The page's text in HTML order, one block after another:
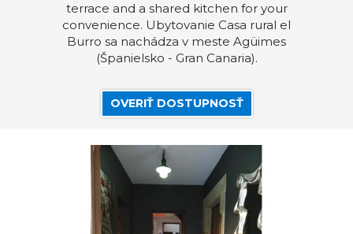
terrace and a shared kitchen for your
convenience. Ubytovanie Casa rural el
Burro sa nachádza v meste Agüimes
(Španielsko - Gran Canaria).
OVERIŤ DOSTUPNOSŤ